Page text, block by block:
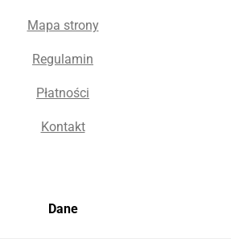
Mapa strony
Regulamin
Płatności
Kontakt
Dane